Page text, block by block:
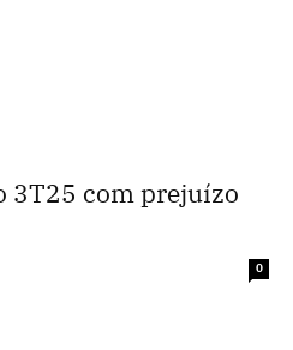
3T25 com prejuízo
0